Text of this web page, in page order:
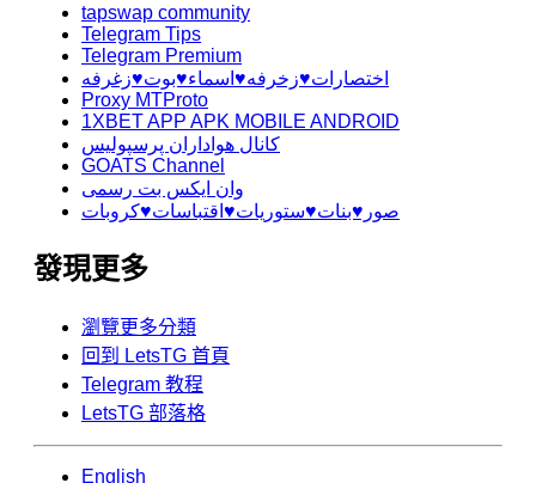
tapswap community
Telegram Tips
Telegram Premium
اختصارات♥️زخرفه♥️اسماء♥️بوت♥️زغرفه
Proxy MTProto
1XBET APP APK MOBILE ANDROID
کانال هواداران پرسپولیس
GOATS Channel
وان ایکس بت رسمی
صور♥️بنات♥️ستوريات♥️اقتباسات♥️كروبات
發現更多
瀏覽更多分類
回到 LetsTG 首頁
Telegram 教程
LetsTG 部落格
English